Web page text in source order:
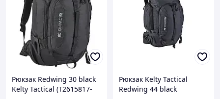
Рюкзак Redwing 30 black
Kelty Tactical (T2615817-
Рюкзак Kelty Tactical
Redwing 44 black